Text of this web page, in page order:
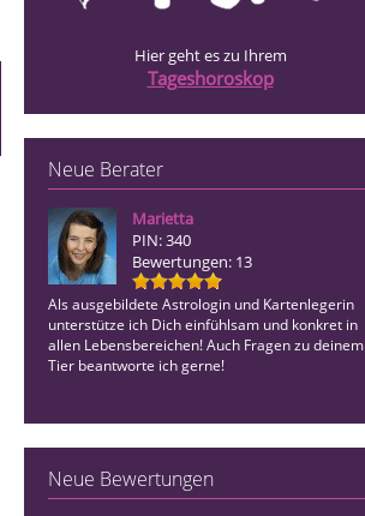
Hier geht es zu Ihrem
Tageshoroskop
Neue Berater
Marietta
PIN: 340
Bewertungen: 13
Als ausgebildete Astrologin und Kartenlegerin
unterstütze ich Dich einfühlsam und konkret in
allen Lebensbereichen! Auch Fragen zu deinem
Tier beantworte ich gerne!
Neue Bewertungen